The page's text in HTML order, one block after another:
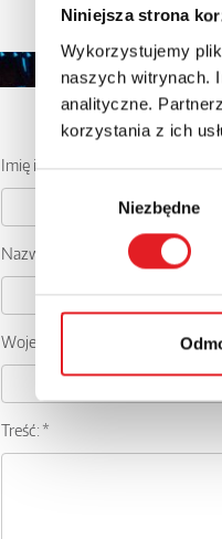
Niniejsza strona
Wykorzystujemy
naszych witrynach.
analityczne.
korzystania z ich
Niezbędne
Imię i nazwisko: *
Nazwa firmy:
Województwo:
Treść: *